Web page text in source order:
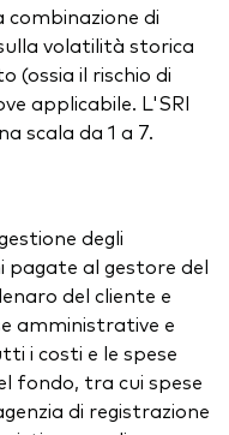
combinazione di
volatilità storica
(ossia il rischio di
applicabile. L'SRI
scala da 1 a 7.
degli
pagate al gestore del
del cliente e
amministrative e
i costi e le spese
fondo, tra cui spese
di registrazione